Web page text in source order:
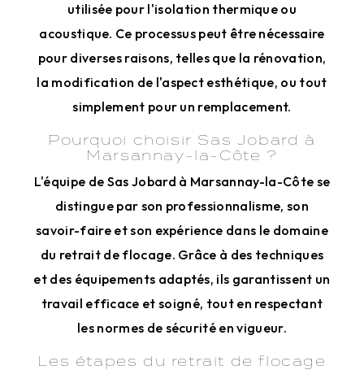
utilisée pour l'isolation thermique ou
acoustique. Ce processus peut être nécessaire
pour diverses raisons, telles que la rénovation,
la modification de l'aspect esthétique, ou tout
simplement pour un remplacement.
Pourquoi choisir Sas Jobard à
Marsannay-la-Côte ?
L'équipe de Sas Jobard à Marsannay-la-Côte se
distingue par son professionnalisme, son
savoir-faire et son expérience dans le domaine
du retrait de flocage. Grâce à des techniques
et des équipements adaptés, ils garantissent un
travail efficace et soigné, tout en respectant
les normes de sécurité en vigueur.
Les étapes du retrait de flocage